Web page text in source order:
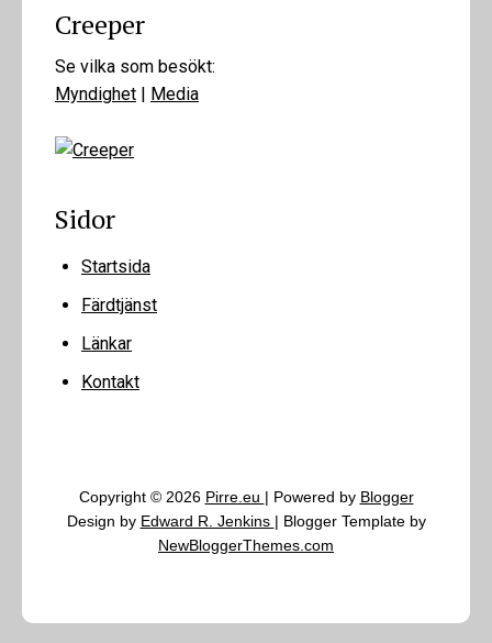
Creeper
Se vilka som besökt:
Myndighet | Media
Sidor
Startsida
Färdtjänst
Länkar
Kontakt
Copyright © 2026 Pirre.eu | Powered by Blogger
Design by Edward R. Jenkins | Blogger Template by
NewBloggerThemes.com